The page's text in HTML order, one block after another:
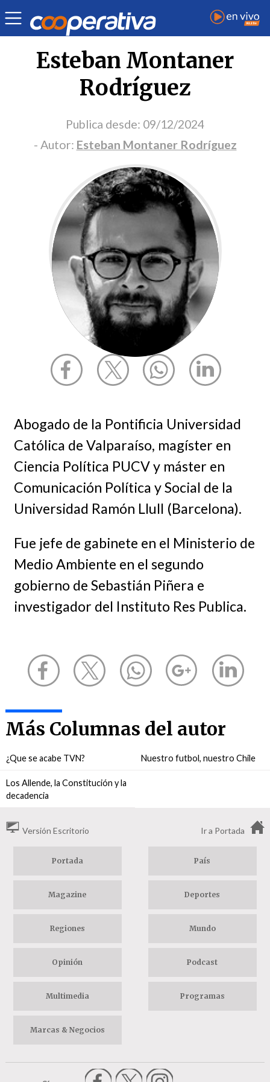
Portada Opinión
Esteban Montaner
Rodríguez
Publica desde: 09/12/2024
- Autor: Esteban Montaner Rodríguez
Abogado de la Pontificia Universidad
Católica de Valparaíso, magíster en
Ciencia Política PUCV y máster en
Comunicación Política y Social de la
Universidad Ramón Llull (Barcelona).
Fue jefe de gabinete en el Ministerio de
Medio Ambiente en el segundo
gobierno de Sebastián Piñera e
investigador del Instituto Res Publica.
Más Columnas del autor
¿Que se acabe TVN? Nuestro futbol, nuestro Chile
Los Allende, la Constitución y la
decadencia
Versión Escritorio Ir a Portada
Portada País
Magazine Deportes
Regiones Mundo
Opinión Podcast
Multimedia Programas
Marcas & Negocios